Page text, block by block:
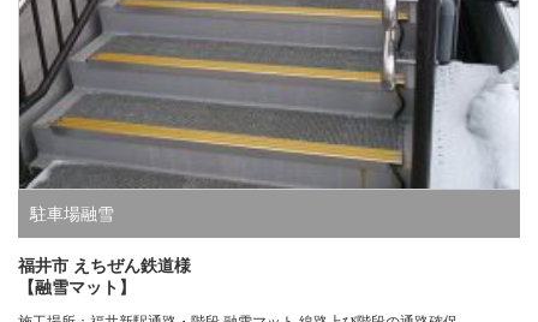
駐車場融雪
福井市 えちぜん鉄道様
【融雪マット】